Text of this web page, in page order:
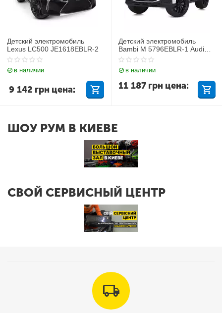
Детский электромобиль
Lexus LC500 JE1618EBLR-2
в наличии
9 142 грн цена:
Детский электромобиль
Bambi M 5796EBLR-1 Audi
Q7
в наличии
11 187 грн цена:
ШОУ РУМ В КИЕВЕ
СВОЙ СЕРВИСНЫЙ ЦЕНТР